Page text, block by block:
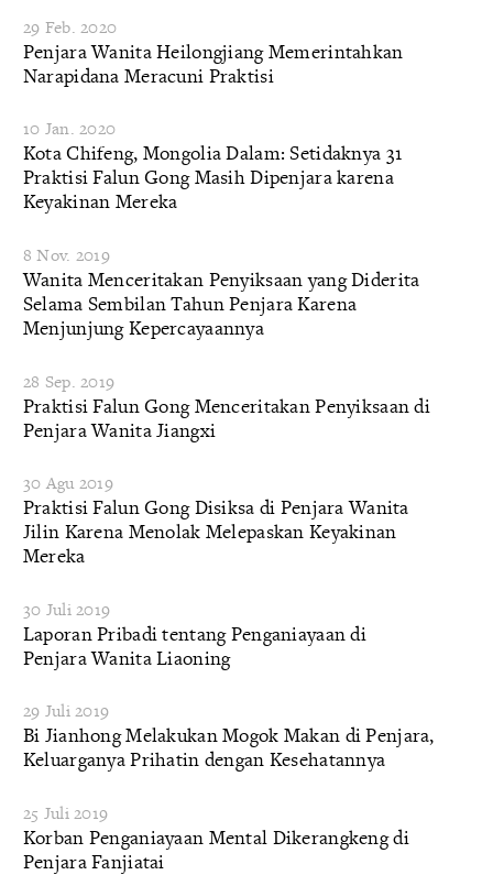
29 Feb. 2020
Penjara Wanita Heilongjiang Memerintahkan
Narapidana Meracuni Praktisi
10 Jan. 2020
Kota Chifeng, Mongolia Dalam: Setidaknya 31
Praktisi Falun Gong Masih Dipenjara karena
Keyakinan Mereka
8 Nov. 2019
Wanita Menceritakan Penyiksaan yang Diderita
Selama Sembilan Tahun Penjara Karena
Menjunjung Kepercayaannya
28 Sep. 2019
Praktisi Falun Gong Menceritakan Penyiksaan di
Penjara Wanita Jiangxi
30 Agu 2019
Praktisi Falun Gong Disiksa di Penjara Wanita
Jilin Karena Menolak Melepaskan Keyakinan
Mereka
30 Juli 2019
Laporan Pribadi tentang Penganiayaan di
Penjara Wanita Liaoning
29 Juli 2019
Bi Jianhong Melakukan Mogok Makan di Penjara,
Keluarganya Prihatin dengan Kesehatannya
25 Juli 2019
Korban Penganiayaan Mental Dikerangkeng di
Penjara Fanjiatai